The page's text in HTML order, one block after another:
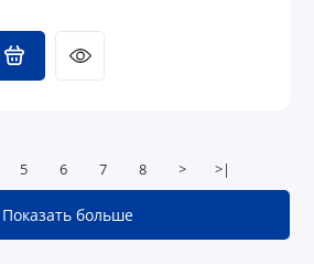
5 6 7 8 > >|
Показать больше